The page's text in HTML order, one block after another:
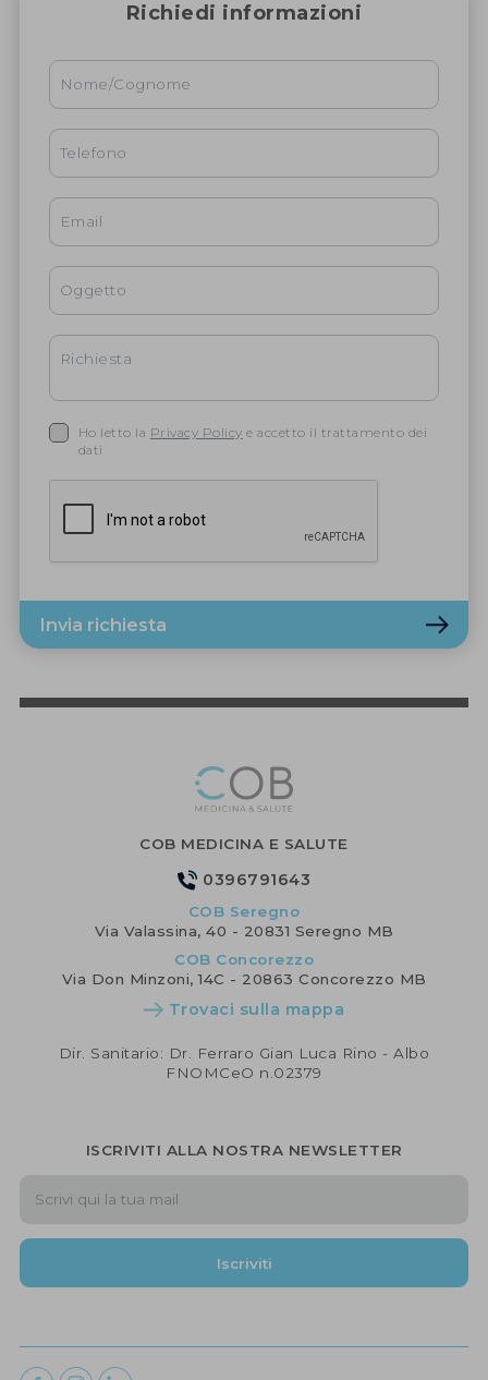
Richiedi informazioni
Ho letto la Privacy Policy e accetto il trattamento dei
dati
Invia richiesta
COB MEDICINA E SALUTE
0396791643
COB Seregno
Via Valassina, 40 - 20831 Seregno MB
COB Concorezzo
Via Don Minzoni, 14C - 20863 Concorezzo MB
Trovaci sulla mappa
Dir. Sanitario: Dr. Ferraro Gian Luca Rino - Albo
FNOMCeO n.02379
ISCRIVITI ALLA NOSTRA NEWSLETTER
Iscriviti